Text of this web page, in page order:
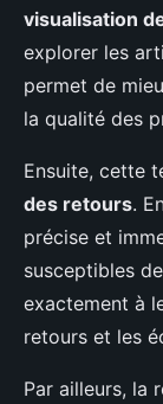
visualisation
explorer les
permet de
la qualité des
Ensuite, cette
des retours.
précise et
susceptibles
exactement à
retours et les
Par ailleurs, la